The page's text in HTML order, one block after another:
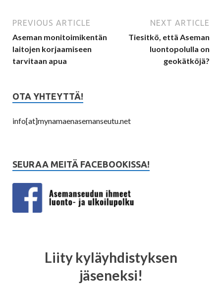
PREVIOUS ARTICLE
Aseman monitoimikentän
laitojen korjaamiseen
tarvitaan apua
NEXT ARTICLE
Tiesitkö, että Aseman
luontopolulla on
geokätköjä?
OTA YHTEYTTÄ!
info[at]mynamaenasemanseutu.net
SEURAA MEITÄ FACEBOOKISSA!
Liity kyläyhdistyksen
jäseneksi!